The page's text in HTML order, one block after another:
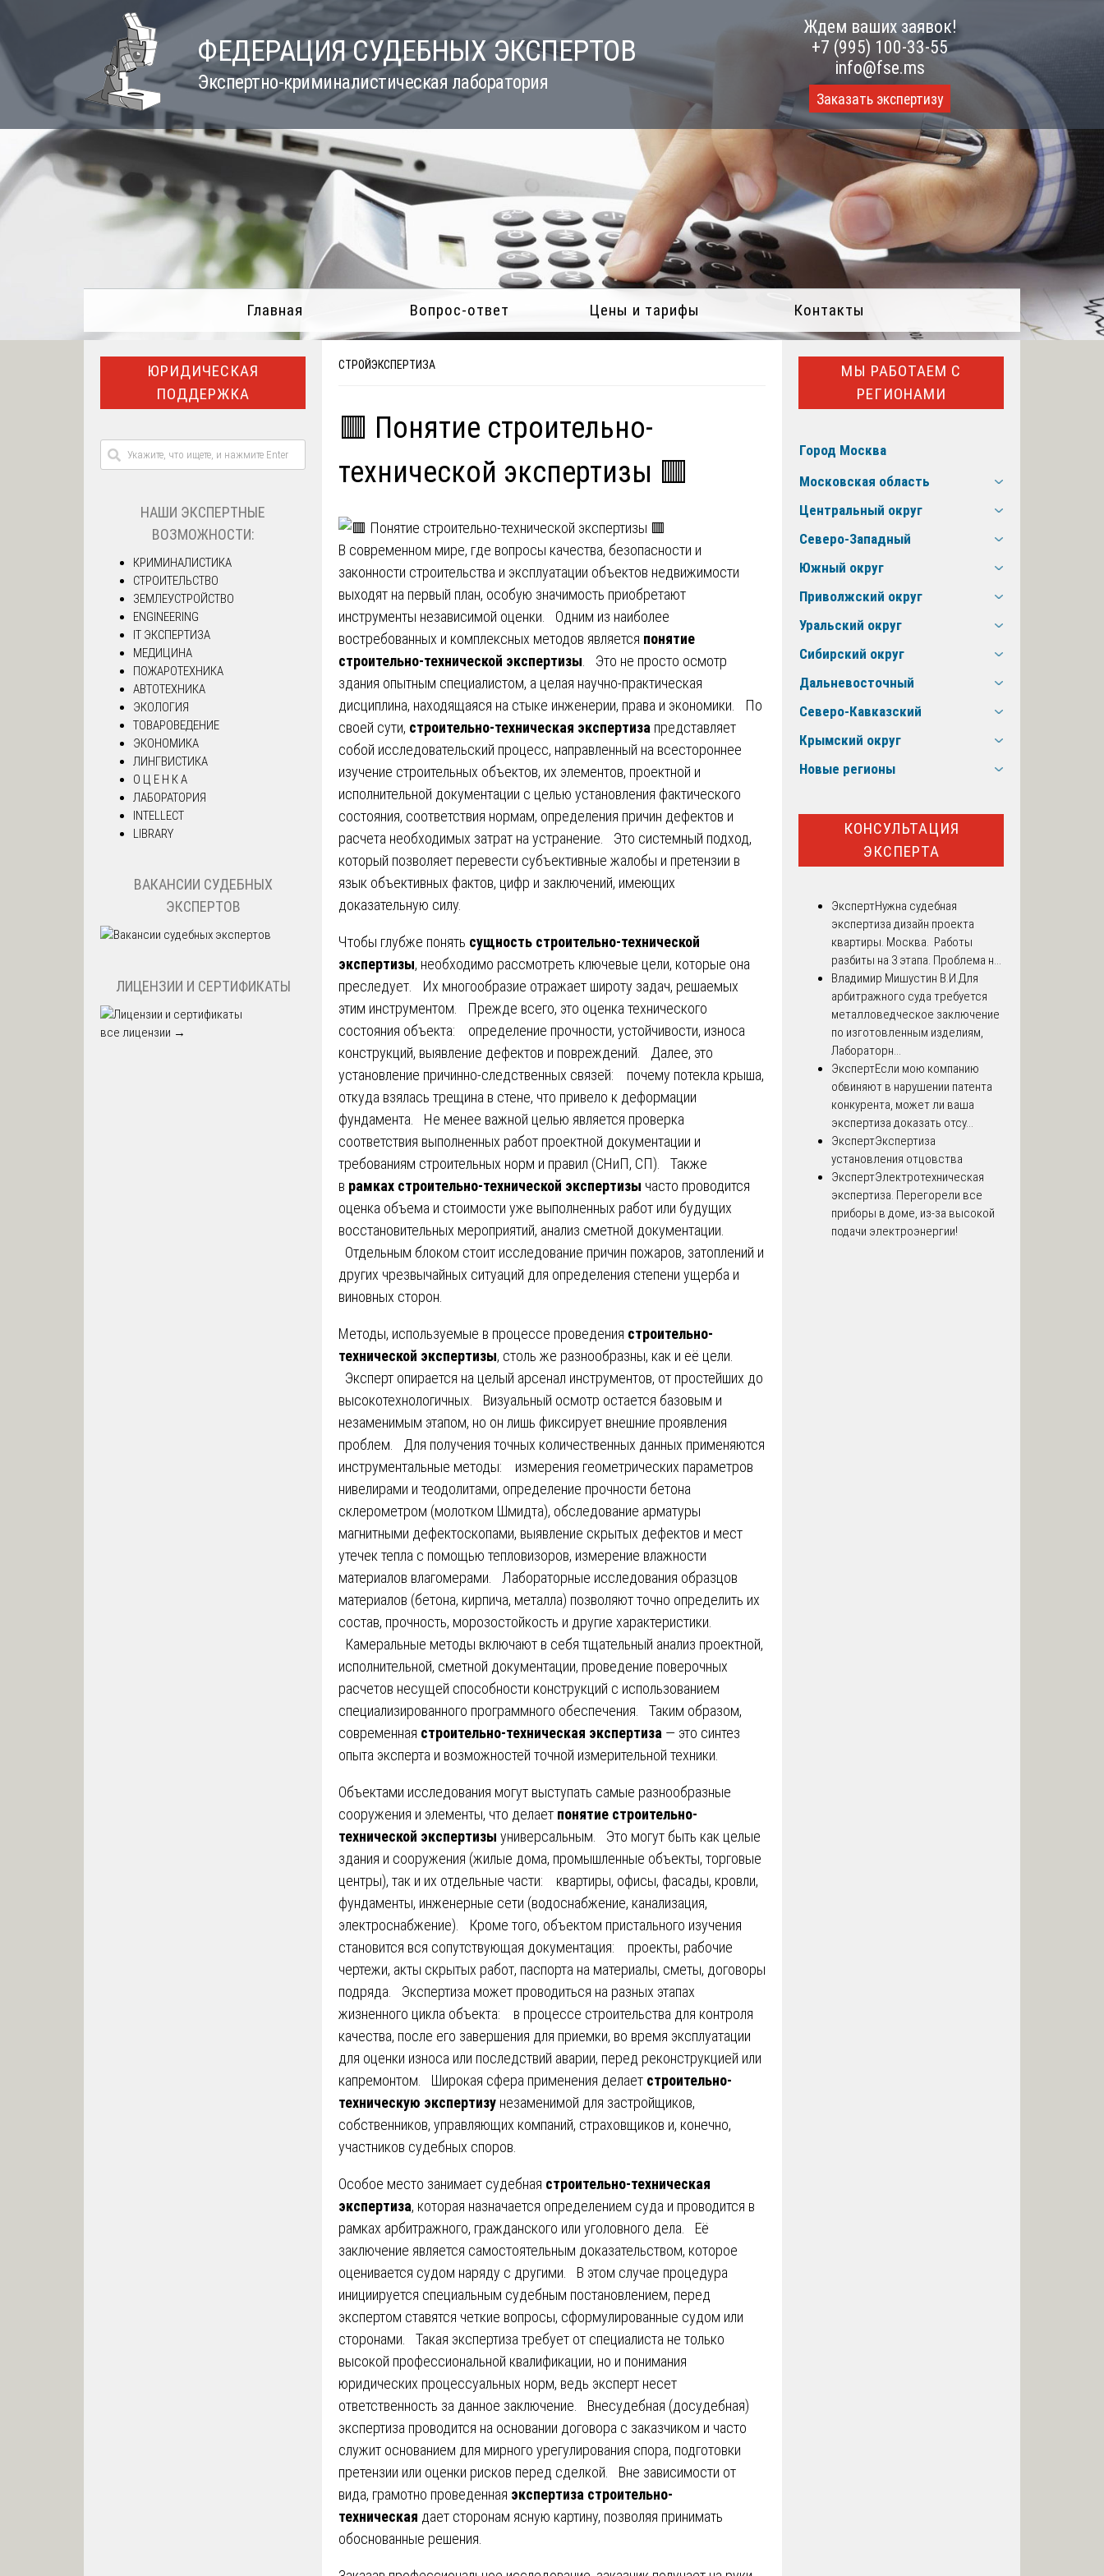
content
ФЕДЕРАЦИЯ СУДЕБНЫХ ЭКСПЕРТОВ
Экспертно-криминалистическая лаборатория
Ждем ваших заявок!
+7 (995) 100-33-55
info@fse.ms
Заказать экспертизу
Главная Вопрос-ответ Цены и тарифы Контакты
СТРОЙЭКСПЕРТИЗА
🟥 Понятие строительно-
технической экспертизы 🟥
В современном мире, где вопросы качества, безопасности и
законности строительства и эксплуатации объектов недвижимости
выходят на первый план, особую значимость приобретают
инструменты независимой оценки. Одним из наиболее
востребованных и комплексных методов является понятие
строительно-технической экспертизы . Это не просто осмотр
здания опытным специалистом, а целая научно-практическая
дисциплина, находящаяся на стыке инженерии, права и экономики. По
своей сути, строительно-техническая экспертиза представляет
собой исследовательский процесс, направленный на всестороннее
изучение строительных объектов, их элементов, проектной и
исполнительной документации с целью установления фактического
состояния, соответствия нормам, определения причин дефектов и
расчета необходимых затрат на устранение. Это системный подход,
который позволяет перевести субъективные жалобы и претензии в
язык объективных фактов, цифр и заключений, имеющих
доказательную силу.
Чтобы глубже понять сущность строительно-технической
экспертизы, необходимо рассмотреть ключевые цели, которые она
преследует. Их многообразие отражает широту задач, решаемых
этим инструментом. Прежде всего, это оценка технического
состояния объекта: определение прочности, устойчивости, износа
конструкций, выявление дефектов и повреждений. Далее, это
установление причинно-следственных связей: почему потекла крыша,
откуда взялась трещина в стене, что привело к деформации
фундамента. Не менее важной целью является проверка
соответствия выполненных работ проектной документации и
требованиям строительных норм и правил (СНиП, СП). Также
в рамках строительно-технической экспертизы часто проводится
оценка объема и стоимости уже выполненных работ или будущих
восстановительных мероприятий, анализ сметной документации.
Отдельным блоком стоит исследование причин пожаров, затоплений и
других чрезвычайных ситуаций для определения степени ущерба и
виновных сторон.
Методы, используемые в процессе проведения строительно-
технической экспертизы, столь же разнообразны, как и её цели.
Эксперт опирается на целый арсенал инструментов, от простейших до
высокотехнологичных. Визуальный осмотр остается базовым и
незаменимым этапом, но он лишь фиксирует внешние проявления
проблем. Для получения точных количественных данных применяются
инструментальные методы: измерения геометрических параметров
нивелирами и теодолитами, определение прочности бетона
склерометром (молотком Шмидта), обследование арматуры
магнитными дефектоскопами, выявление скрытых дефектов и мест
утечек тепла с помощью тепловизоров, измерение влажности
материалов влагомерами. Лабораторные исследования образцов
материалов (бетона, кирпича, металла) позволяют точно определить их
состав, прочность, морозостойкость и другие характеристики.
Камеральные методы включают в себя тщательный анализ проектной,
исполнительной, сметной документации, проведение поверочных
расчетов несущей способности конструкций с использованием
специализированного программного обеспечения. Таким образом,
современная строительно-техническая экспертиза — это синтез
опыта эксперта и возможностей точной измерительной техники.
Объектами исследования могут выступать самые разнообразные
сооружения и элементы, что делает понятие строительно-
технической экспертизы универсальным. Это могут быть как целые
здания и сооружения (жилые дома, промышленные объекты, торговые
центры), так и их отдельные части: квартиры, офисы, фасады, кровли,
фундаменты, инженерные сети (водоснабжение, канализация,
электроснабжение). Кроме того, объектом пристального изучения
становится вся сопутствующая документация: проекты, рабочие
чертежи, акты скрытых работ, паспорта на материалы, сметы, договоры
подряда. Экспертиза может проводиться на разных этапах
жизненного цикла объекта: в процессе строительства для контроля
качества, после его завершения для приемки, во время эксплуатации
для оценки износа или последствий аварии, перед реконструкцией или
капремонтом. Широкая сфера применения делает строительно-
техническую экспертизу незаменимой для застройщиков,
собственников, управляющих компаний, страховщиков и, конечно,
участников судебных споров.
Особое место занимает судебная строительно-техническая
экспертиза, которая назначается определением суда и проводится в
рамках арбитражного, гражданского или уголовного дела. Её
заключение является самостоятельным доказательством, которое
оценивается судом наряду с другими. В этом случае процедура
инициируется специальным судебным постановлением, перед
экспертом ставятся четкие вопросы, сформулированные судом или
сторонами. Такая экспертиза требует от специалиста не только
высокой профессиональной квалификации, но и понимания
юридических процессуальных норм, ведь эксперт несет
ответственность за данное заключение. Внесудебная (досудебная)
экспертиза проводится на основании договора с заказчиком и часто
служит основанием для мирного урегулирования спора, подготовки
претензии или оценки рисков перед сделкой. Вне зависимости от
вида, грамотно проведенная экспертиза строительно-
техническая дает сторонам ясную картину, позволяя принимать
обоснованные решения.
ЮРИДИЧЕСКАЯ
ПОДДЕРЖКА
НАШИ ЭКСПЕРТНЫЕ
ВОЗМОЖНОСТИ:
КРИМИНАЛИСТИКА
СТРОИТЕЛЬСТВО
ЗЕМЛЕУСТРОЙСТВО
ENGINEERING
IT ЭКСПЕРТИЗА
МЕДИЦИНА
ПОЖАРОТЕХНИКА
АВТОТЕХНИКА
ЭКОЛОГИЯ
ТОВАРОВЕДЕНИЕ
ЭКОНОМИКА
ЛИНГВИСТИКА
О Ц Е Н К А
ЛАБОРАТОРИЯ
INTELLECT
LIBRARY
ВАКАНСИИ СУДЕБНЫХ
ЭКСПЕРТОВ
ЛИЦЕНЗИИ И СЕРТИФИКАТЫ
все лицензии →
МЫ РАБОТАЕМ С
РЕГИОНАМИ
Город Москва
Московская область
Центральный округ
Северо-Западный
Южный округ
Приволжский округ
Уральский округ
Сибирский округ
Дальневосточный
Северо-Кавказский
Крымский округ
Новые регионы
КОНСУЛЬТАЦИЯ
ЭКСПЕРТА
ЭкспертНужна судебная
экспертиза дизайн проекта
квартиры. Москва. Работы
разбиты на 3 этапа. Проблема н...
Владимир Мишустин В.И.Для
арбитражного суда требуется
металловедческое заключение
по изготовленным изделиям,
Лабораторн...
ЭкспертЕсли мою компанию
обвиняют в нарушении патента
конкурента, может ли ваша
экспертиза доказать отсу...
ЭкспертЭкспертиза
установления отцовства
ЭкспертЭлектротехническая
экспертиза. Перегорели все
приборы в доме, из-за высокой
подачи электроэнергии!